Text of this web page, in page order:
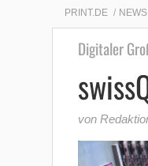
PRINT.DE NEWS
Digitaler
von